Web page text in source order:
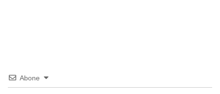
Abone